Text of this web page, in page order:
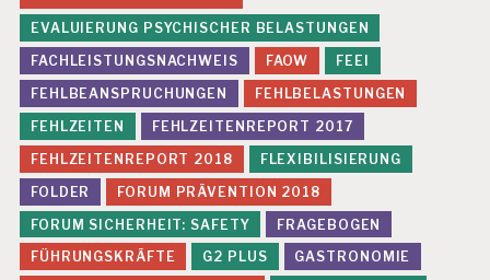
EVALUIERUNG PSYCHISCHER BELASTUNGEN
FACHLEISTUNGSNACHWEIS
FAOW
FEEI
FEHLBEANSPRUCHUNGEN
FEHLBELASTUNGEN
FEHLZEITEN
FEHLZEITENREPORT 2017
FEHLZEITENREPORT 2018
FLEXIBILISIERUNG
FOLDER
FORUM PRÄVENTION 2018
FORUM SICHERHEIT: SAFETY
FRAGEBOGEN
FÜHRUNGSKRÄFTE
G2 PLUS
GASTRONOMIE